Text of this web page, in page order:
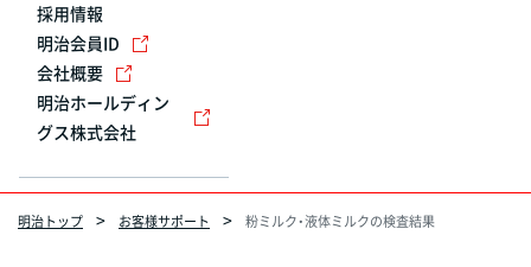
採用情報
明治会員ID
会社概要
明治ホールディン
グス株式会社
明治トップ お客様サポート 粉ミルク・液体ミルクの検査結果